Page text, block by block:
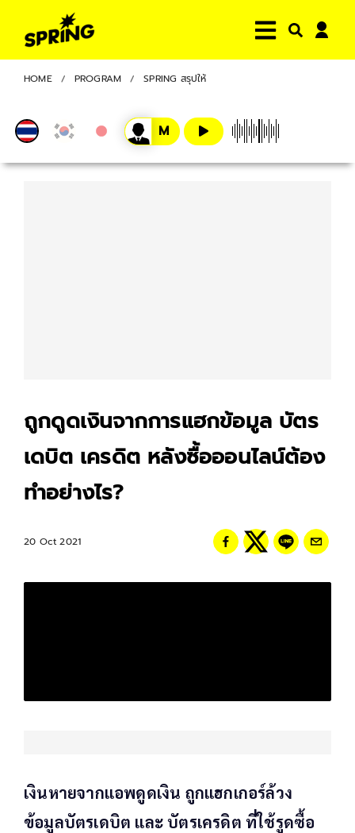
HOME PROGRAM SPRING สรุปให้
ถูกดูดเงินจากการแฮกข้อมูล บัตร
เดบิต เครดิต หลังซื้อออนไลน์ต้อง
ทำอย่างไร?
20 Oct 2021
เงินหายจากแอพดูดเงิน ถูกแฮกเกอร์ล้วง
ข้อมูลบัตรเดบิต และ บัตรเครดิต ที่ใช้รูดซื้อ